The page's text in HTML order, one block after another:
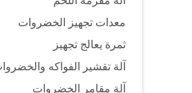
معدات تجهيز الخضروات
ثمرة يعالج تجهيز
آلة تقشير الفواكه
آلة مقامر الخضروات